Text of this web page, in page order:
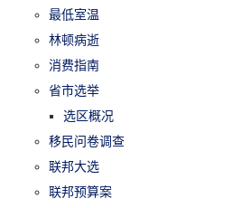
最低室温
林顿病逝
消费指南
省市选举
选区概况
移民问卷调查
联邦大选
联邦预算案